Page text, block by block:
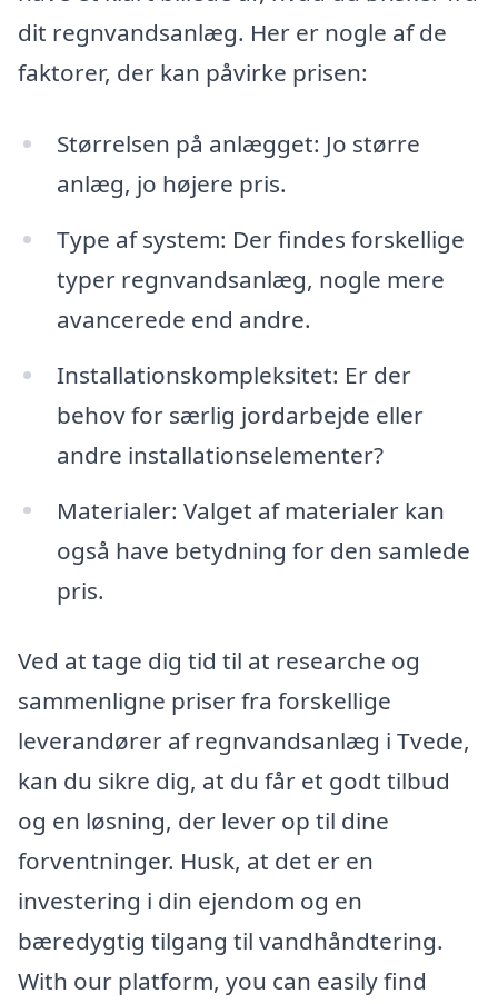
dit regnvandsanlæg. Her er nogle af de
faktorer, der kan påvirke prisen:
Størrelsen på anlægget: Jo større
anlæg, jo højere pris.
Type af system: Der findes forskellige
typer regnvandsanlæg, nogle mere
avancerede end andre.
Installationskompleksitet: Er der
behov for særlig jordarbejde eller
andre installationselementer?
Materialer: Valget af materialer kan
også have betydning for den samlede
pris.
Ved at tage dig tid til at researche og
sammenligne priser fra forskellige
leverandører af regnvandsanlæg i Tvede,
kan du sikre dig, at du får et godt tilbud
og en løsning, der lever op til dine
forventninger. Husk, at det er en
investering i din ejendom og en
bæredygtig tilgang til vandhåndtering.
With our platform, you can easily find